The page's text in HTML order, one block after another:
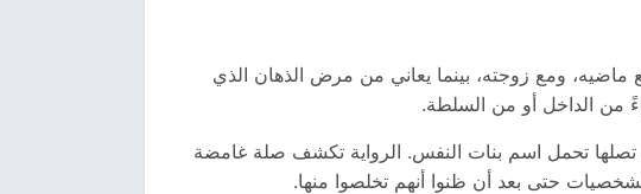
ومع زوجته، بينما يعاني من مرض الذهان الذي
من الداخل أو من السلطة.
تصلها تحمل اسم بنات النفس. الرواية تكشف صلة غامضة
حتى بعد أن ظنوا أنهم تخلصوا منها.